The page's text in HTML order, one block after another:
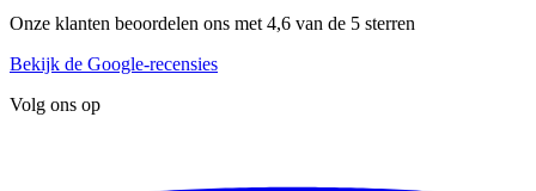
Onze klanten beoordelen ons met 4,6 van de 5 sterren
Bekijk de Google-recensies
Volg ons op